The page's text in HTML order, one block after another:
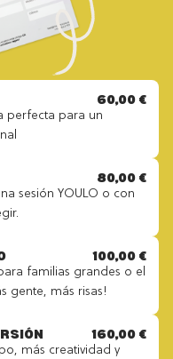
60,00 €
perfecta para un
80,00 €
sesión YOULO o con
100,00 €
familias grandes o el
gente, más risas!
160,00 €
más creatividad y